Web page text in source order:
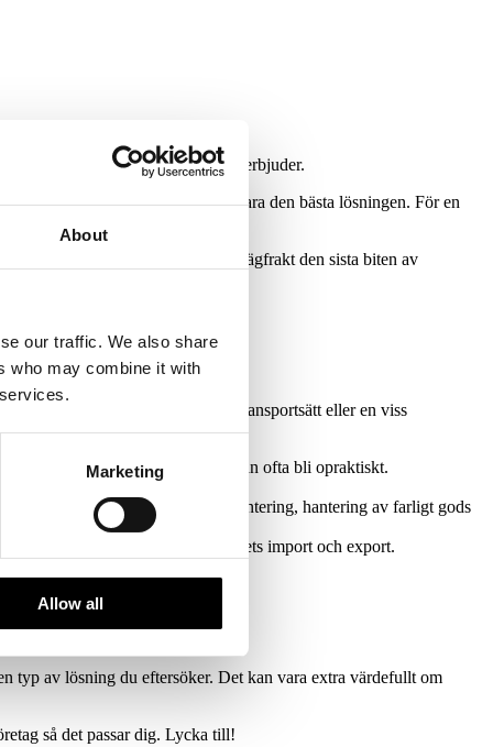
About
our traffic. We also share
who may combine it with
Marketing
Allow all
och vilka transportsätt de erbjuder.
kan tåg eller sjötransport vara den bästa lösningen. För en
mellan exempelvis tågfrakt och vägfrakt den sista biten av
om det handlar om ett visst transportsätt eller en viss
fungera för små företag men kan ofta bli opraktiskt.
plock och pack, lagerhantering, hantering av farligt gods
och flödet av företagets import och export.
typ av lösning du eftersöker. Det kan vara extra värdefullt om
så det passar dig. Lycka till!